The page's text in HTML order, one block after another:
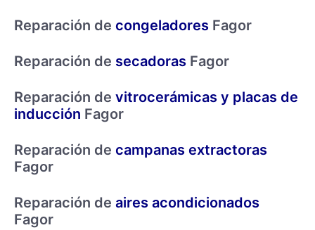
Reparación de congeladores Fagor
Reparación de secadoras Fagor
Reparación de vitrocerámicas y placas de
inducción Fagor
Reparación de campanas extractoras
Fagor
Reparación de aires acondicionados
Fagor